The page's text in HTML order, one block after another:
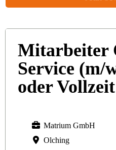
Mitarbeiter
Service (m/
oder Vollzeit
Matrium GmbH
Olching